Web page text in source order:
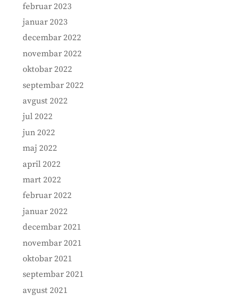
februar 2023
januar 2023
decembar 2022
novembar 2022
oktobar 2022
septembar 2022
avgust 2022
jul 2022
jun 2022
maj 2022
april 2022
mart 2022
februar 2022
januar 2022
decembar 2021
novembar 2021
oktobar 2021
septembar 2021
avgust 2021